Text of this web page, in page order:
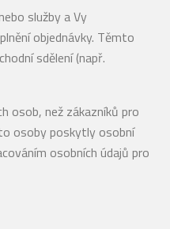
služby a Vy
objednávky. Těmto
sdělení (např.
osob, než zákazníků pro
osoby poskytly osobní
osobních údajů pro